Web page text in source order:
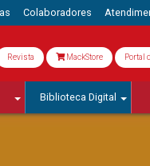
Colaboradores
Revista MackStore Portal
Biblioteca Digital